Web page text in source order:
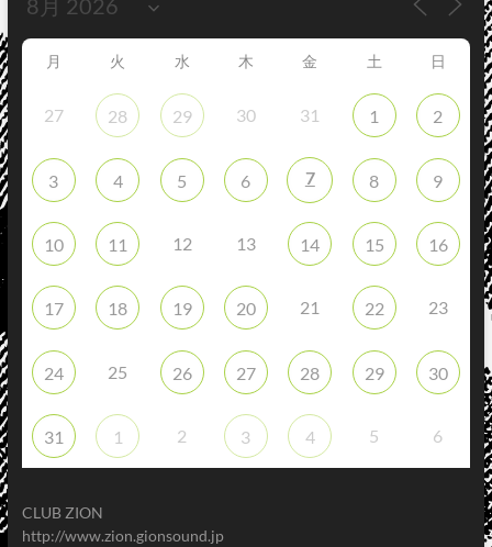
月 火 水 木 金 土 日
27 28 29 30 31 1 2
3 4 5 6 7 8 9
10 11 12 13 14 15 16
17 18 19 20 21 22 23
24 25 26 27 28 29 30
31 1 2 3 4 5 6
CLUB ZION
http://www.zion.gionsound.jp